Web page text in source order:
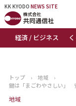
KK KYODO NEWS SITE
経済 / ビジネス
KK KYODONEWS SITE
トップページ
ニュース
トップ › 地域
›
鍵は「まごわやさしい」
地域